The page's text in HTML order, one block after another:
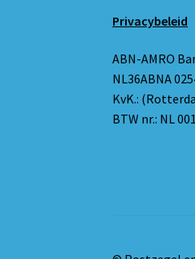
Privacybeleid
ABN-AMRO
NL36ABNA
KvK.:
BTW nr.: NL